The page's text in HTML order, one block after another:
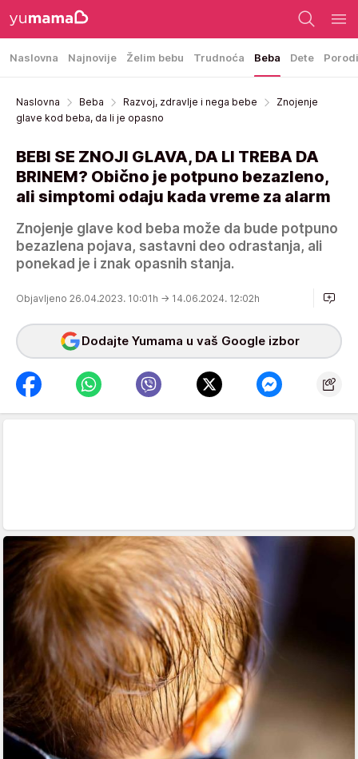
Naslovna Najnovije Želim bebu Trudnoća Beba Dete
Naslovna Beba Razvoj, zdravlje i nega bebe
Znojenje
glave kod beba, da li je opasno
BEBI SE ZNOJI GLAVA, DA LI TREBA DA
BRINEM? Obično je potpuno bezazleno,
ali simptomi odaju kada vreme za alarm
Znojenje glave kod beba može da bude potpuno
bezazlena pojava, sastavni deo odrastanja, ali
ponekad je i znak opasnih stanja.
Objavljeno 26.04.2023. 10:01h → 14.06.2024. 12:02h
Dodajte Yumama u vaš Google izbor